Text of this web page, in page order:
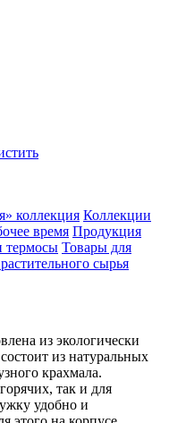
коллекция Коллекции
время Продукция
термосы Товары для
сырья
из экологически
из натуральных
крахмала.
так и для
удобно и